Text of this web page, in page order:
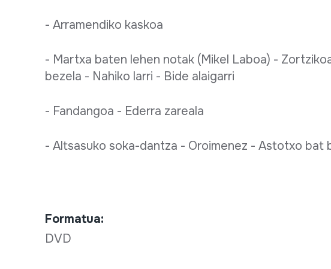
- Arramendiko kaskoa
- Martxa baten lehen notak (Mikel Laboa) -
bezela - Nahiko larri - Bide alaigarri
- Fandangoa - Ederra zareala
- Altsasuko soka-dantza - Oroimenez - Astotxo bat
Formatua:
DVD